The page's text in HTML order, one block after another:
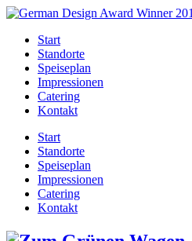
Start
Standorte
Speiseplan
Impressionen
Catering
Kontakt
Start
Standorte
Speiseplan
Impressionen
Catering
Kontakt